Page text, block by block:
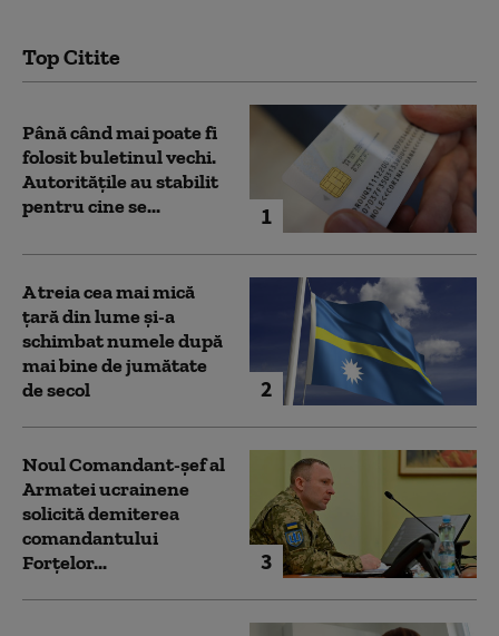
Top Citite
1
Până când mai poate fi
folosit buletinul vechi.
Autoritățile au stabilit
pentru cine se...
2
A treia cea mai mică
țară din lume și-a
schimbat numele după
mai bine de jumătate
de secol
3
Noul Comandant-șef al
Armatei ucrainene
solicită demiterea
comandantului
Forțelor...